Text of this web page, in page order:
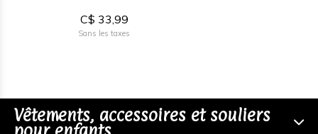
C$ 33,99
Sans les taxes
Vêtements, accessoires et souliers